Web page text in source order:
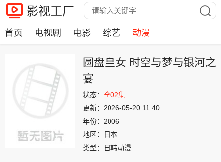
影视工厂
首页 电视剧 电影 综艺 动漫
圆盘皇女 时空与梦与银河之
宴
状态： 全02集
更新： 2026-05-20 11:40
年份： 2006
地区：
日本
类型：
日韩动漫